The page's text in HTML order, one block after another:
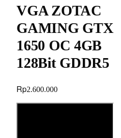
VGA ZOTAC
GAMING GTX
1650 OC 4GB
128Bit GDDR5
Rp2.600.000